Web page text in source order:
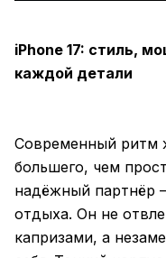
iPhone 17: стиль,
каждой детали
Современный ритм
большего, чем
надёжный партнёр
отдыха. Он не
капризами, а